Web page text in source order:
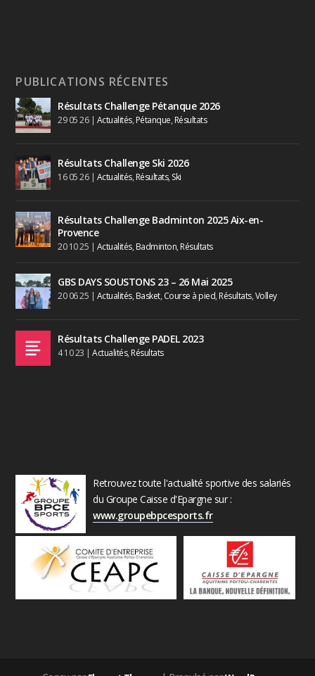
PUBLICATIONS RÉCENTES
Résultats Challenge Pétanque 2026
29 05 26| Actualités, Pétanque, Résultats
Résultats Challenge Ski 2026
16 05 26| Actualités, Résultats, Ski
Résultats Challenge Badminton 2025 Aix-en-
Provence
20 10 25 | Actualités, Badminton, Résultats
GBS DAYS SOUSTONS 23 – 26 Mai 2025
20 06 25 | Actualités, Basket, Course à pied, Résultats,Volley
Résultats Challenge PADEL 2023
4 10 23 |Actualités, Résultats
Retrouvez toute l'actualité sportive des salariés
du Groupe Caisse d'Epargne sur :
www.groupebpcesports.fr